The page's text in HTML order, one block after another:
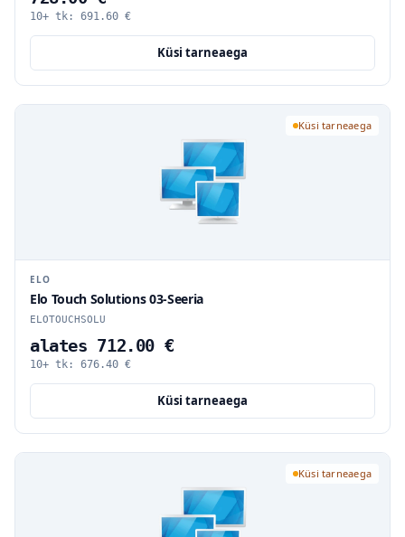
10+ tk: 691.60 €
Küsi tarneaega
Küsi tarneaega
ELO
Elo Touch Solutions 03-Seeria
ELOTOUCHSOLU
alates 712.00 €
10+ tk: 676.40 €
Küsi tarneaega
Küsi tarneaega